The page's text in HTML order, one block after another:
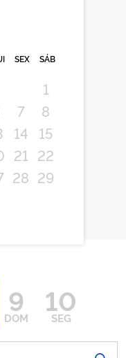
SEX SÁB
1
7
8
14
15
21
22
28 29
9
DOM
10
SEG